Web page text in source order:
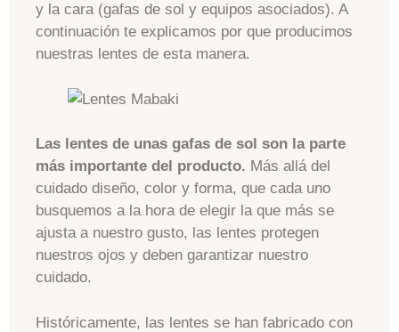
y la cara (gafas de sol y equipos asociados). A
continuación te explicamos por que producimos
nuestras lentes de esta manera.
Las lentes de unas gafas de sol son la parte
más importante del producto. Más allá del
cuidado diseño, color y forma, que cada uno
busquemos a la hora de elegir la que más se
ajusta a nuestro gusto, las lentes protegen
nuestros ojos y deben garantizar nuestro
cuidado.
Históricamente, las lentes se han fabricado con